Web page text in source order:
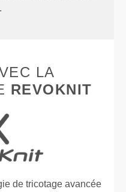
LA
REVOKNIT
de tricotage avancée